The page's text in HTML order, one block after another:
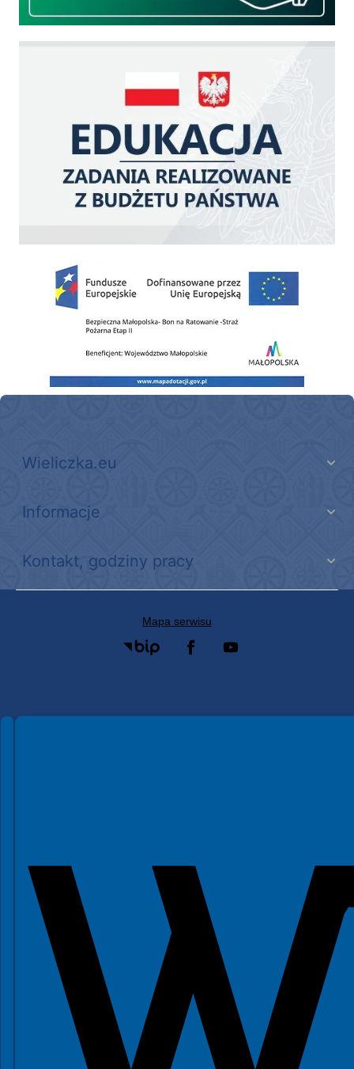
Zakup fabrycznie nowego, średniego samochodu ratowniczo-gaśniczego z
Wieliczka.eu
Informacje
Kontakt, godziny pracy
Mapa serwisu
Spełniamy standardy WCAG 2.2
Spełniamy standardy W3C